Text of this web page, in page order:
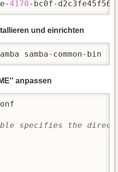
4170-bc0f-
und einrichten
samba-common-bin
anpassen
specifies the